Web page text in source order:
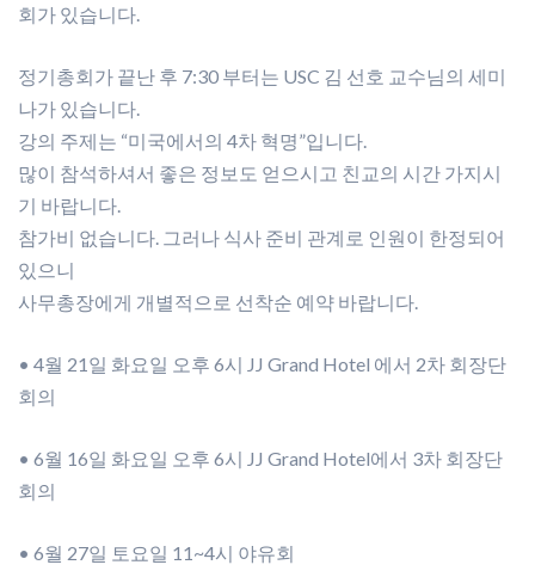
회가 있습니다.
정기총회가 끝난 후 7:30 부터는 USC 김 선호 교수님의 세미
나가 있습니다.
강의 주제는 “미국에서의 4차 혁명”입니다.
많이 참석하셔서 좋은 정보도 얻으시고 친교의 시간 가지시
기 바랍니다.
참가비 없습니다. 그러나 식사 준비 관계로 인원이 한정되어
있으니
사무총장에게 개별적으로 선착순 예약 바랍니다.
• 4월 21일 화요일 오후 6시 JJ Grand Hotel 에서 2차 회장단
회의
• 6월 16일 화요일 오후 6시 JJ Grand Hotel에서 3차 회장단
회의
• 6월 27일 토요일 11~4시 야유회